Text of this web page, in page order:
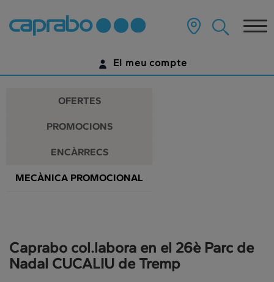
Promocions
descomptes
als
nostres
supermercats
contingut
pàgina
El meu compte
ENCARA NO TENS UN COMPTE DIGITAL?
OFERTES
PROMOCIONS
ENCÀRRECS
MECÀNICA PROMOCIONAL
Caprabo col.labora en el 26è Parc de
Nadal CUCALIU de Tremp